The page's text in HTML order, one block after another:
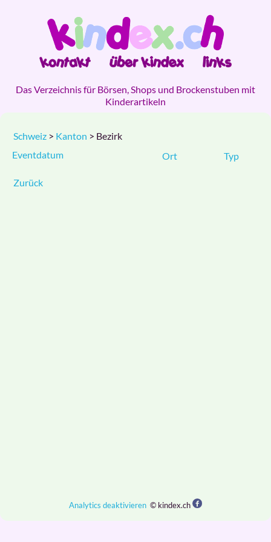
Das Verzeichnis für Börsen, Shops und Brockenstuben mit
Kinderartikeln
Schweiz > Kanton > Bezirk
Eventdatum
Ort Typ
Zurück
Analytics deaktivieren © kindex.ch